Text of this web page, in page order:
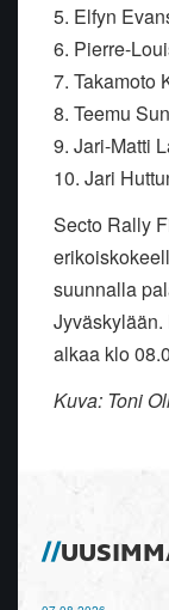
5. Elfyn
6. Pierre-
7. Takamoto
8. Teemu
9. Jari-Matti
10. Jari
Secto Rally
suunnalla
alkaa klo
Kuva: Toni